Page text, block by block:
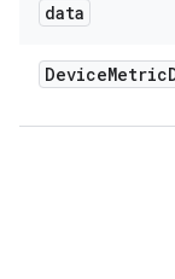
data
DeviceMetric